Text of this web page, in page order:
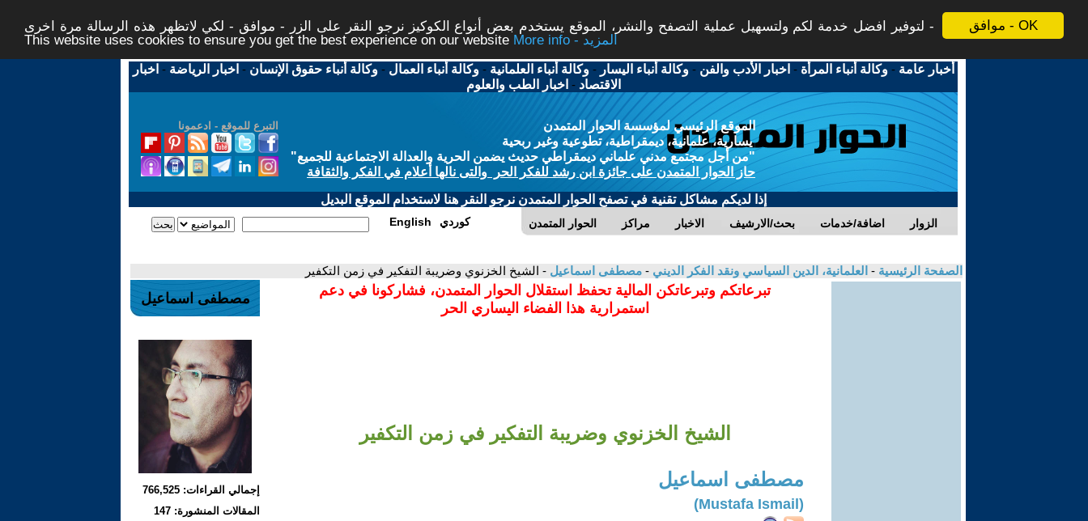
موافق - OK
لتوفير افضل خدمة لكم ولتسهيل عملية التصفح والنشر، الموقع يستخدم بعض أنواع الكوكيز نرجو النقر على الزر - موافق - لكي لاتظهر هذه الرسالة مرة اخرى -
This website uses cookies to ensure you get the best experience on our website
More info - المزيد
أخبار عامة -وكالة أنباء المرأة - اخبار الأدب والفن -وكالة أنباء اليسار -وكالة أنباء العلمانية -وكالة أنباء العمال -وكالة أنباء حقوق الإنسان - اخبار الرياضة - اخبار
الاقتصاد - اخبار الطب والعلوم
التبرع للموقع - ادعمونا
الموقع الرئيسي لمؤسسة الحوار المتمدن
يسارية، علمانية، ديمقراطية، تطوعية وغير ربحية
"من أجل مجتمع مدني علماني ديمقراطي حديث يضمن الحرية والعدالة الاجتماعية للجميع"
حاز الحوار المتمدن على جائزة ابن رشد للفكر الحر والتى نالها أعلام في الفكر والثقافة
إذا لديكم مشاكل تقنية في تصفح الحوار المتمدن نرجو النقر هنا لاستخدام الموقع البديل
الحوار المتمدن مراكز الاخبار بحث/الارشيف اضافة/خدمات الزوار English كوردي
الصفحة الرئيسية - العلمانية، الدين السياسي ونقد الفكر الديني - مصطفى اسماعيل - الشيخ الخزنوي وضريبة التفكير في زمن التكفير
تبرعاتكم وتبرعاتكن المالية تحفظ استقلال الحوار المتمدن، فشاركونا في دعم
استمرارية هذا الفضاء اليساري الحر
الشيخ الخزنوي وضريبة التفكير في زمن التكفير
مصطفى اسماعيل
(Mustafa Ismail)
مصطفى اسماعيل
إجمالي القراءات: 766,525
المقالات المنشورة: 147